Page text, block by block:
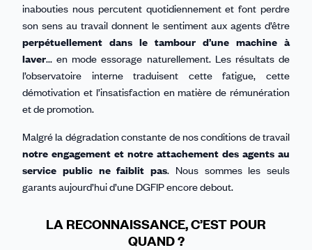
inabouties nous percutent quotidiennement et font perdre
son sens au travail donnent le sentiment aux agents d’être
perpétuellement dans le tambour d’une machine à
laver... en mode essorage naturellement. Les résultats de
l’observatoire interne traduisent cette fatigue, cette
démotivation et l’insatisfaction en matière de rémunération
et de promotion.
Malgré la dégradation constante de nos conditions de travail
notre engagement et notre attachement des agents au
service public ne faiblit pas. Nous sommes les seuls
garants aujourd’hui d’une DGFIP encore debout.
LA RECONNAISSANCE, C’EST POUR
QUAND ?